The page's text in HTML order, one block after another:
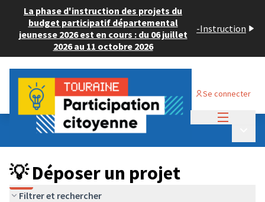
La phase d'instruction des projets du
budget participatif départemental
jeunesse 2026 est en cours : du 06 juillet
2026 au 11 octobre 2026
-Instruction
Se connecter
Budget Participatif ADULTE 2024
💡 Déposer un projet
💡 Déposer un projet
Filtrer et rechercher